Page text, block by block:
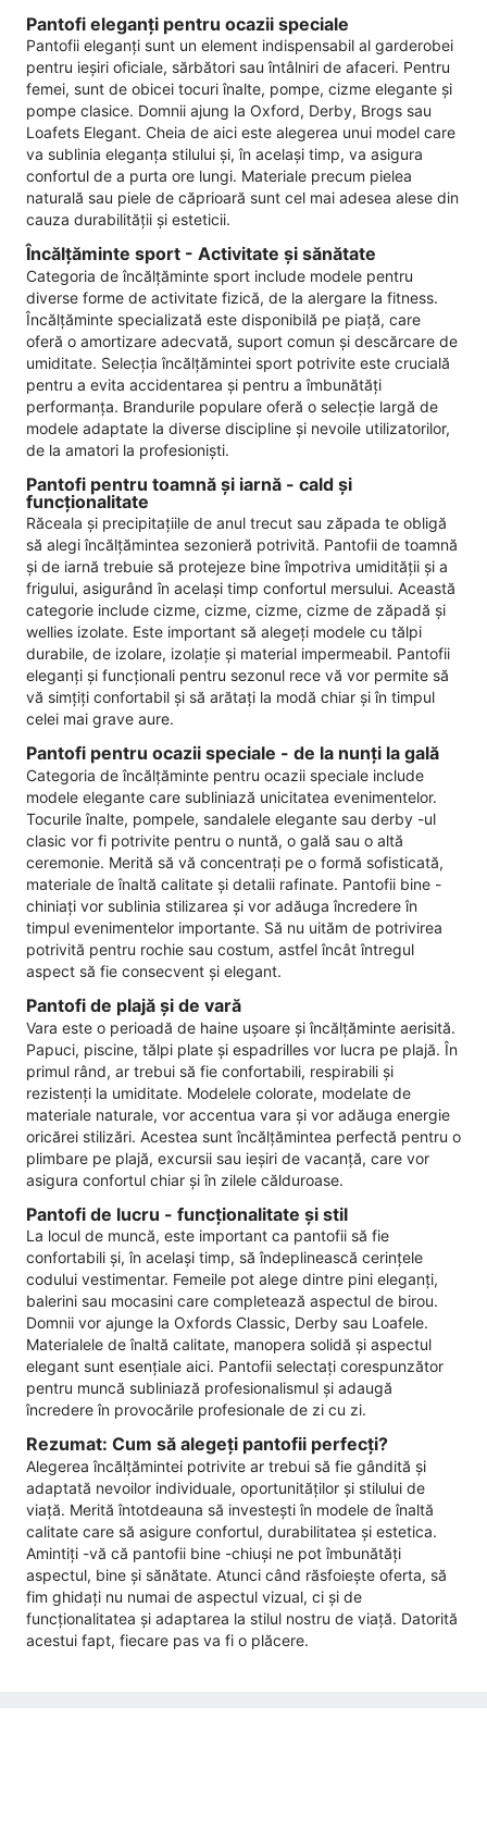
Pantofi eleganți pentru ocazii speciale
Pantofii eleganți sunt un element indispensabil al garderobei
pentru ieșiri oficiale, sărbători sau întâlniri de afaceri. Pentru
femei, sunt de obicei tocuri înalte, pompe, cizme elegante și
pompe clasice. Domnii ajung la Oxford, Derby, Brogs sau
Loafets Elegant. Cheia de aici este alegerea unui model care
va sublinia eleganța stilului și, în același timp, va asigura
confortul de a purta ore lungi. Materiale precum pielea
naturală sau piele de căprioară sunt cel mai adesea alese din
cauza durabilității și esteticii.
Încălțăminte sport - Activitate și sănătate
Categoria de încălțăminte sport include modele pentru
diverse forme de activitate fizică, de la alergare la fitness.
Încălțăminte specializată este disponibilă pe piață, care
oferă o amortizare adecvată, suport comun și descărcare de
umiditate. Selecția încălțămintei sport potrivite este crucială
pentru a evita accidentarea și pentru a îmbunătăți
performanța. Brandurile populare oferă o selecție largă de
modele adaptate la diverse discipline și nevoile utilizatorilor,
de la amatori la profesioniști.
Pantofi pentru toamnă și iarnă - cald și
funcționalitate
Răceala și precipitațiile de anul trecut sau zăpada te obligă
să alegi încălțămintea sezonieră potrivită. Pantofii de toamnă
și de iarnă trebuie să protejeze bine împotriva umidității și a
frigului, asigurând în același timp confortul mersului. Această
categorie include cizme, cizme, cizme, cizme de zăpadă și
wellies izolate. Este important să alegeți modele cu tălpi
durabile, de izolare, izolație și material impermeabil. Pantofii
eleganți și funcționali pentru sezonul rece vă vor permite să
vă simțiți confortabil și să arătați la modă chiar și în timpul
celei mai grave aure.
Pantofi pentru ocazii speciale - de la nunți la gală
Categoria de încălțăminte pentru ocazii speciale include
modele elegante care subliniază unicitatea evenimentelor.
Tocurile înalte, pompele, sandalele elegante sau derby -ul
clasic vor fi potrivite pentru o nuntă, o gală sau o altă
ceremonie. Merită să vă concentrați pe o formă sofisticată,
materiale de înaltă calitate și detalii rafinate. Pantofii bine -
chiniați vor sublinia stilizarea și vor adăuga încredere în
timpul evenimentelor importante. Să nu uităm de potrivirea
potrivită pentru rochie sau costum, astfel încât întregul
aspect să fie consecvent și elegant.
Pantofi de plajă și de vară
Vara este o perioadă de haine ușoare și încălțăminte aerisită.
Papuci, piscine, tălpi plate și espadrilles vor lucra pe plajă. În
primul rând, ar trebui să fie confortabili, respirabili și
rezistenți la umiditate. Modelele colorate, modelate de
materiale naturale, vor accentua vara și vor adăuga energie
oricărei stilizări. Acestea sunt încălțămintea perfectă pentru o
plimbare pe plajă, excursii sau ieșiri de vacanță, care vor
asigura confortul chiar și în zilele călduroase.
Pantofi de lucru - funcționalitate și stil
La locul de muncă, este important ca pantofii să fie
confortabili și, în același timp, să îndeplinească cerințele
codului vestimentar. Femeile pot alege dintre pini eleganți,
balerini sau mocasini care completează aspectul de birou.
Domnii vor ajunge la Oxfords Classic, Derby sau Loafele.
Materialele de înaltă calitate, manopera solidă și aspectul
elegant sunt esențiale aici. Pantofii selectați corespunzător
pentru muncă subliniază profesionalismul și adaugă
încredere în provocările profesionale de zi cu zi.
Rezumat: Cum să alegeți pantofii perfecți?
Alegerea încălțămintei potrivite ar trebui să fie gândită și
adaptată nevoilor individuale, oportunităților și stilului de
viață. Merită întotdeauna să investești în modele de înaltă
calitate care să asigure confortul, durabilitatea și estetica.
Amintiți -vă că pantofii bine -chiuși ne pot îmbunătăți
aspectul, bine și sănătate. Atunci când răsfoiește oferta, să
fim ghidați nu numai de aspectul vizual, ci și de
funcționalitatea și adaptarea la stilul nostru de viață. Datorită
acestui fapt, fiecare pas va fi o plăcere.